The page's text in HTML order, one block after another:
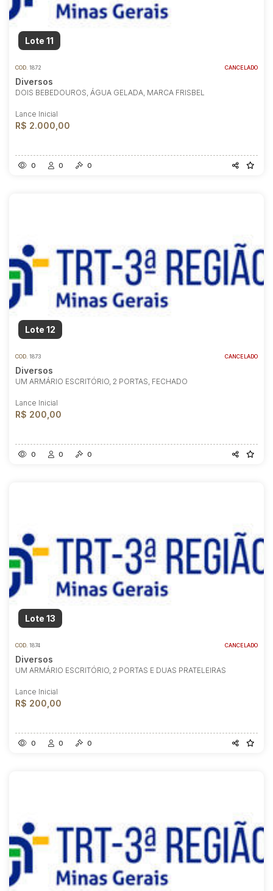
Habilite-se para efetuar lances ou
propostas
Lote 11
COD. 1872 CANCELADO
Diversos
DOIS BEBEDOUROS, ÁGUA GELADA, MARCA FRISBEL
Lance Inicial
R$ 2.000,00
0 0 0
Lote 12
COD. 1873 CANCELADO
Diversos
UM ARMÁRIO ESCRITÓRIO, 2 PORTAS, FECHADO
Lance Inicial
R$ 200,00
0 0 0
Lote 13
COD. 1874 CANCELADO
Diversos
UM ARMÁRIO ESCRITÓRIO, 2 PORTAS E DUAS PRATELEIRAS
Lance Inicial
R$ 200,00
0 0 0